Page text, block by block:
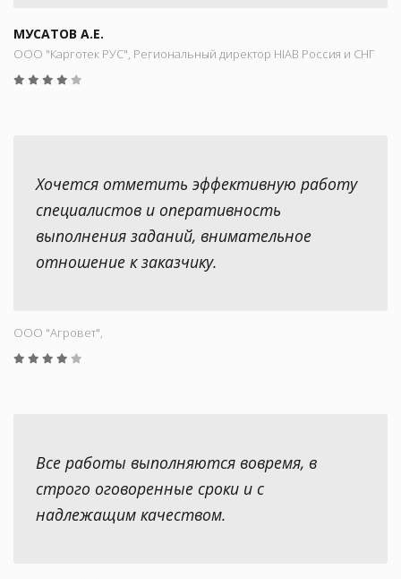
МУСАТОВ А.Е.
ООО "Карготек РУС", Региональный директор HIAB Россия и СНГ
Хочется отметить эффективную работу
специалистов и оперативность
выполнения заданий, внимательное
отношение к заказчику.
ООО "Aгровет",
Все работы выполняются вовремя, в
строго оговоренные сроки и с
надлежащим качеством.